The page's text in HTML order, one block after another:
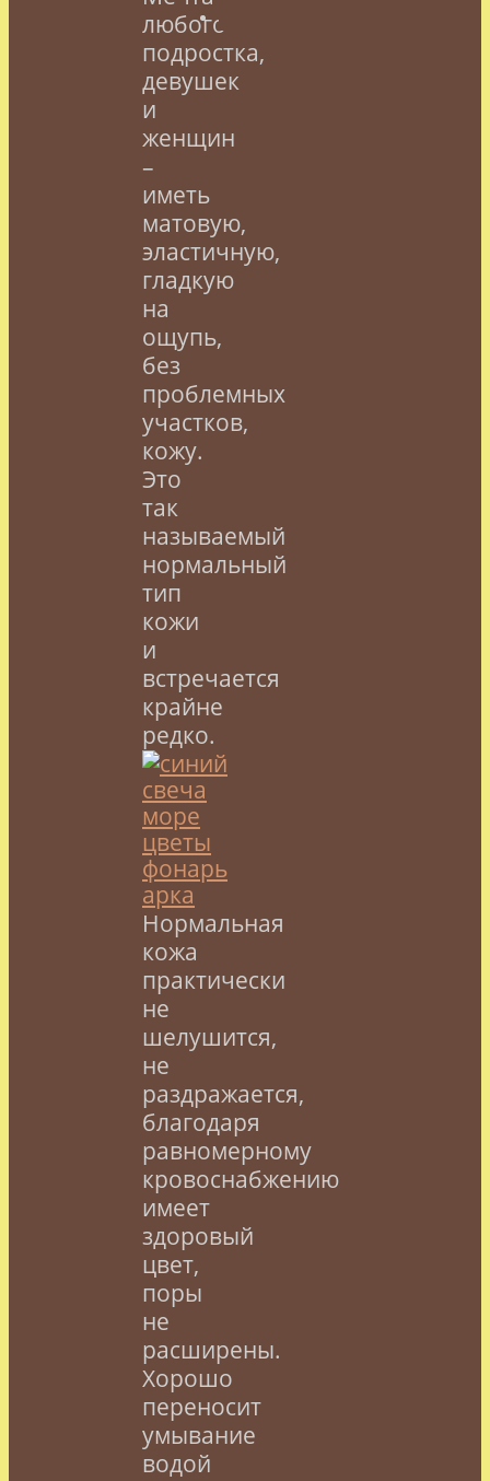
любого
подростка,
девушек
и
женщин
–
иметь
матовую,
эластичную,
гладкую
на
ощупь,
без
проблемных
участков,
кожу.
Это
так
называемый
нормальный
тип
кожи
и
встречается
крайне
редко.
Нормальная
кожа
практически
не
шелушится,
не
раздражается,
благодаря
равномерному
кровоснабжению
имеет
здоровый
цвет,
поры
не
расширены.
Хорошо
переносит
умывание
водой